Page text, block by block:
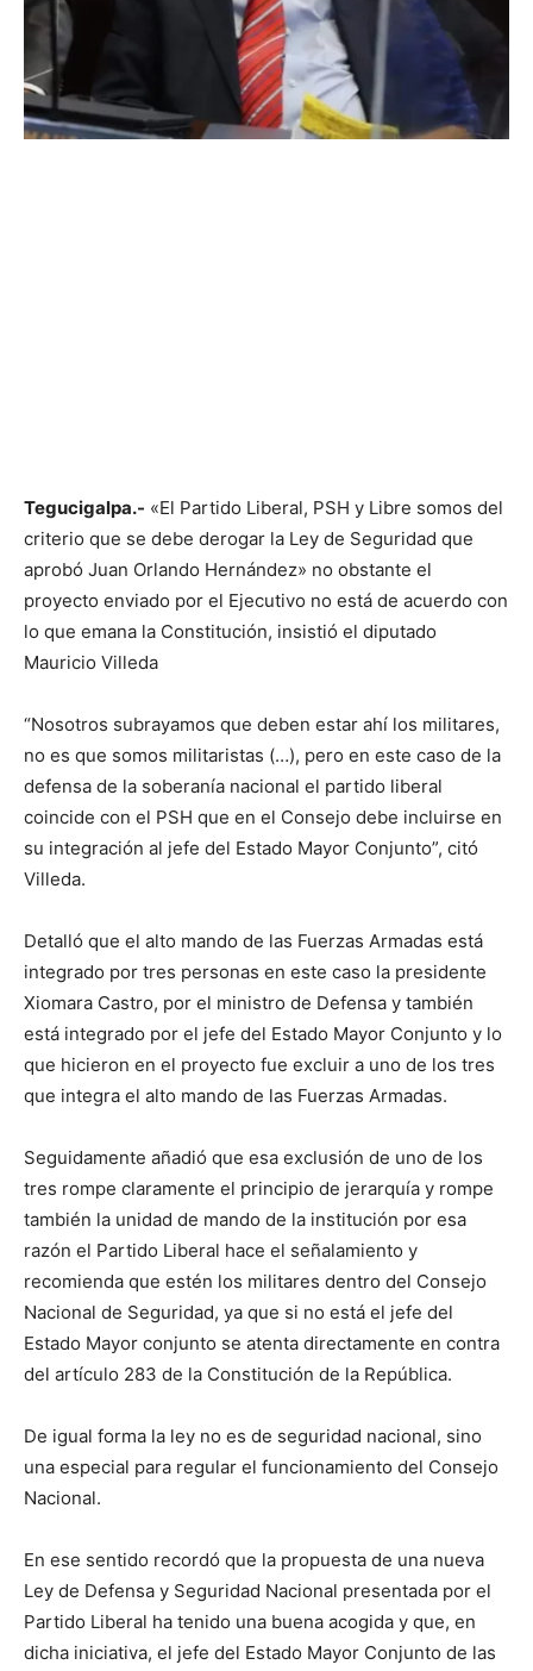
Tegucigalpa.- «El Partido Liberal, PSH y Libre somos del
criterio que se debe derogar la Ley de Seguridad que
aprobó Juan Orlando Hernández» no obstante el
proyecto enviado por el Ejecutivo no está de acuerdo con
lo que emana la Constitución, insistió el diputado
Mauricio Villeda
“Nosotros subrayamos que deben estar ahí los militares,
no es que somos militaristas (…), pero en este caso de la
defensa de la soberanía nacional el partido liberal
coincide con el PSH que en el Consejo debe incluirse en
su integración al jefe del Estado Mayor Conjunto”, citó
Villeda.
Detalló que el alto mando de las Fuerzas Armadas está
integrado por tres personas en este caso la presidente
Xiomara Castro, por el ministro de Defensa y también
está integrado por el jefe del Estado Mayor Conjunto y lo
que hicieron en el proyecto fue excluir a uno de los tres
que integra el alto mando de las Fuerzas Armadas.
Seguidamente añadió que esa exclusión de uno de los
tres rompe claramente el principio de jerarquía y rompe
también la unidad de mando de la institución por esa
razón el Partido Liberal hace el señalamiento y
recomienda que estén los militares dentro del Consejo
Nacional de Seguridad, ya que si no está el jefe del
Estado Mayor conjunto se atenta directamente en contra
del artículo 283 de la Constitución de la República.
De igual forma la ley no es de seguridad nacional, sino
una especial para regular el funcionamiento del Consejo
Nacional.
En ese sentido recordó que la propuesta de una nueva
Ley de Defensa y Seguridad Nacional presentada por el
Partido Liberal ha tenido una buena acogida y que, en
dicha iniciativa, el jefe del Estado Mayor Conjunto de las